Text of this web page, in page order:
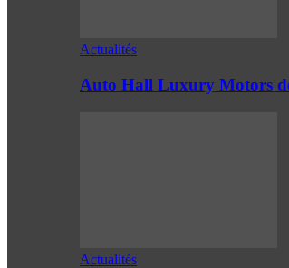
Actualités
Auto Hall Luxury Motors
Actualités